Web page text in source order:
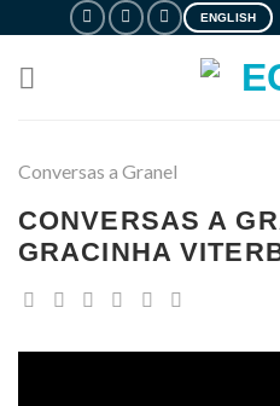
content
ENGLISH
Conversas a Granel
CONVERSAS A
GRACINHA